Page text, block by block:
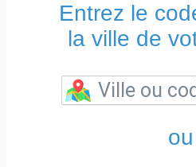
Entrez le
la ville de
ou